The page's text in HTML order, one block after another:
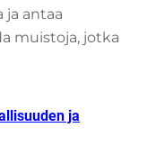
ja antaa
muistoja, jotka
ja